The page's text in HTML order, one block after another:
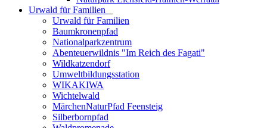
Urwald für Familien
Urwald für Familien
Baumkronenpfad
Nationalparkzentrum
Abenteuerwildnis "Im Reich des Fagati"
Wildkatzendorf
Umweltbildungsstation
WIKAKIWA
Wichtelwald
MärchenNaturPfad Feensteig
Silberbornpfad